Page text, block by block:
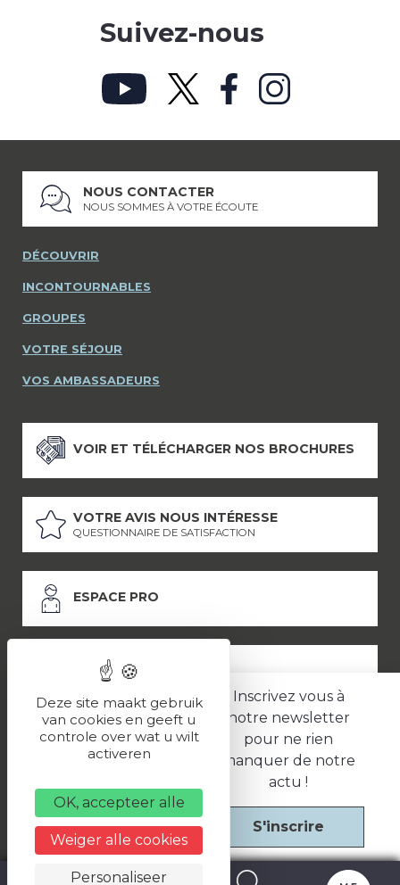
Inscrivez vous à
notre newsletter
pour ne rien
manquer de notre
actu !
S'inscrire
Suivez-nous
NOUS CONTACTER
NOUS SOMMES À VOTRE ÉCOUTE
DÉCOUVRIR
INCONTOURNABLES
GROUPES
VOTRE SÉJOUR
VOS AMBASSADEURS
VOIR ET TÉLÉCHARGER NOS BROCHURES
VOTRE AVIS NOUS INTÉRESSE
QUESTIONNAIRE DE SATISFACTION
ESPACE PRO
ESPACE PRESSE
LES PARTENAIRES
Politique de confidentialité
Une réalisation
Deze site maakt gebruik
van cookies en geeft u
controle over wat u wilt
activeren
OK, accepteer alle
Weiger alle cookies
Personaliseer